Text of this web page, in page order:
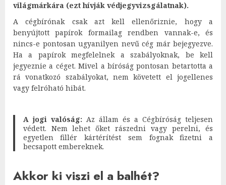
világmárkára (ezt hívják védjegyvizsgálatnak).
A cégbírónak csak azt kell ellenőriznie, hogy a
benyújtott papírok formailag rendben vannak-e, és
nincs-e pontosan ugyanilyen nevű cég már bejegyezve.
Ha a papírok megfelelnek a szabályoknak, be kell
jegyeznie a céget. Mivel a bíróság pontosan betartotta a
rá vonatkozó szabályokat, nem követett el jogellenes
vagy felróható hibát.
A jogi valóság: Az állam és a Cégbíróság teljesen
védett. Nem lehet őket rászedni vagy perelni, és
egyetlen fillér kártérítést sem fognak fizetni a
becsapott embereknek.
Akkor ki viszi el a balhét?